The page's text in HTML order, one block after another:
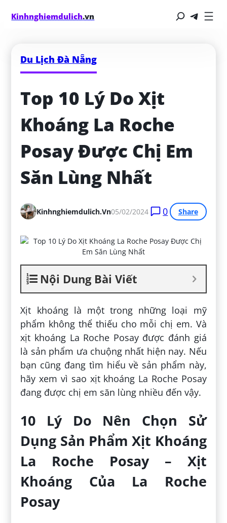
Kinhnghiemdulich.vn
Du Lịch Đà Nẵng
Top 10 Lý Do Xịt
Khoáng La Roche
Posay Được Chị Em
Săn Lùng Nhất
Kinhnghiemdulich.vn05/02/2024 0 Share
Nội Dung Bài Viết
Xịt khoáng là một trong những loại mỹ
phẩm không thể thiếu cho mỗi chị em. Và
xịt khoáng La Roche Posay được đánh giá
là sản phẩm ưa chuộng nhất hiện nay. Nếu
bạn cũng đang tìm hiểu về sản phẩm này,
hãy xem vì sao xịt khoáng La Roche Posay
đang được chị em săn lùng nhiều đến vậy.
10 Lý Do Nên Chọn Sử
Dụng Sản Phẩm Xịt Khoáng
La Roche Posay – Xịt
Khoáng Của La Roche
Posay